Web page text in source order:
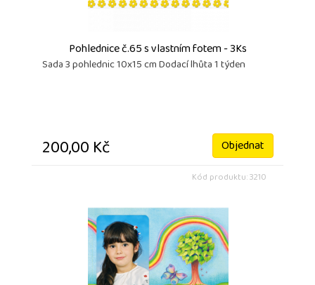
Pohlednice č.65 s vlastním fotem - 3Ks
Sada 3 pohlednic 10x15 cm Dodací lhůta 1 týden
200,00 Kč Objednat
Kód produktu: 3210